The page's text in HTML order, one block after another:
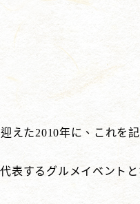
えた2010年に、これを
表するグルメイベント